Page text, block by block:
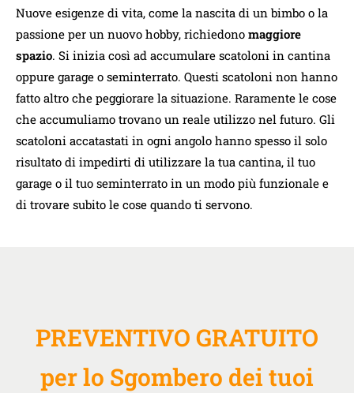
Nuove esigenze di vita, come la nascita di un bimbo o la
passione per un nuovo hobby, richiedono maggiore
spazio. Si inizia così ad accumulare scatoloni in cantina
oppure garage o seminterrato. Questi scatoloni non hanno
fatto altro che peggiorare la situazione. Raramente le cose
che accumuliamo trovano un reale utilizzo nel futuro. Gli
scatoloni accatastati in ogni angolo hanno spesso il solo
risultato di impedirti di utilizzare la tua cantina, il tuo
garage o il tuo seminterrato in un modo più funzionale e
di trovare subito le cose quando ti servono.
PREVENTIVO GRATUITO
per lo Sgombero dei tuoi